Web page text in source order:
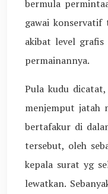
bermula
gawai
akibat level grafis
permainannya.
Pula kudu
menjemput jatah
bertafakur di
tersebut, oleh
kepala surat yg
lewatkan.